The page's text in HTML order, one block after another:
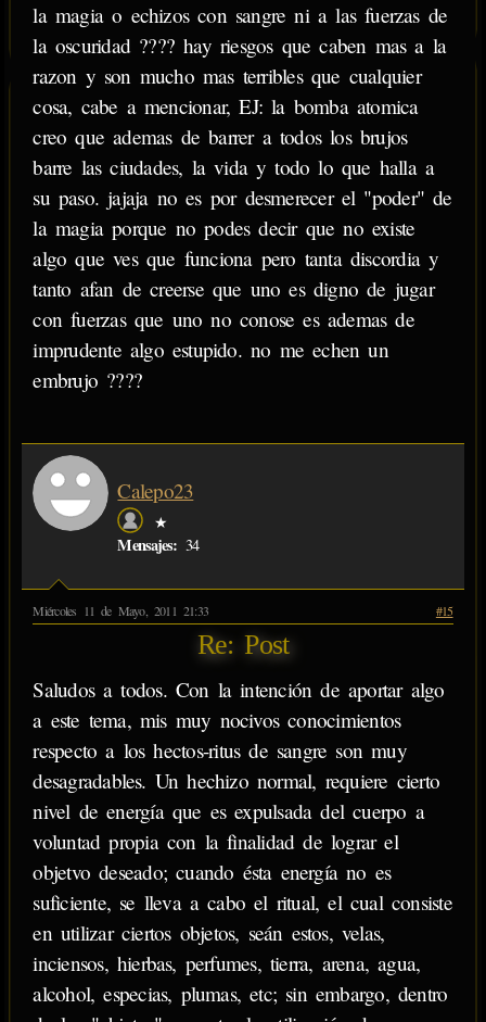
la magia o echizos con sangre ni a las fuerzas de
la oscuridad ???? hay riesgos que caben mas a la
razon y son mucho mas terribles que cualquier
cosa, cabe a mencionar, EJ: la bomba atomica
creo que ademas de barrer a todos los brujos
barre las ciudades, la vida y todo lo que halla a
su paso. jajaja no es por desmerecer el "poder" de
la magia porque no podes decir que no existe
algo que ves que funciona pero tanta discordia y
tanto afan de creerse que uno es digno de jugar
con fuerzas que uno no conose es ademas de
imprudente algo estupido. no me echen un
embrujo ????
Calepo23
★
Mensajes: 34
Miércoles 11 de Mayo, 2011 21:33 #15
Re: Post
Saludos a todos. Con la intención de aportar algo
a este tema, mis muy nocivos conocimientos
respecto a los hectos-ritus de sangre son muy
desagradables. Un hechizo normal, requiere cierto
nivel de energía que es expulsada del cuerpo a
voluntad propia con la finalidad de lograr el
objetvo deseado; cuando ésta energía no es
suficiente, se lleva a cabo el ritual, el cual consiste
en utilizar ciertos objetos, seán estos, velas,
inciensos, hierbas, perfumes, tierra, arena, agua,
alcohol, especias, plumas, etc; sin embargo, dentro